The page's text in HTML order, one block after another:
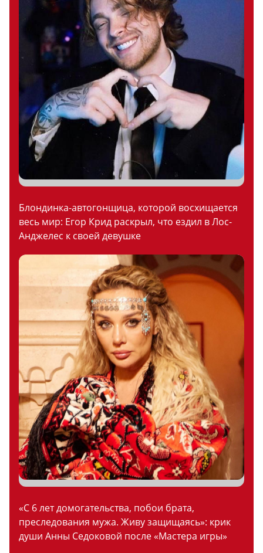
Блондинка-автогонщица, которой восхищается
весь мир: Егор Крид раскрыл, что ездил в Лос-
Анджелес к своей девушке
«С 6 лет домогательства, побои брата,
преследования мужа. Живу защищаясь»: крик
души Анны Седоковой после «Мастера игры»